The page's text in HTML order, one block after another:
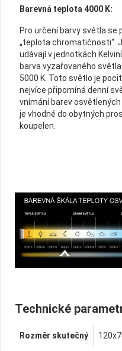
Barevná teplota 4000 K:
Pro určení barvy světla se
„teplota chromatičnosti“.
udávají v jednotkách
barva vyzařovaného
5000 K. Toto světlo je
nejvíce připomíná denní
vnímání barev
je vhodné do obytných
koupelen.
Technické
Rozměr skutečný